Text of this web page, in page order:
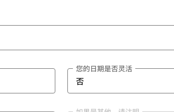
您的日期是否灵活